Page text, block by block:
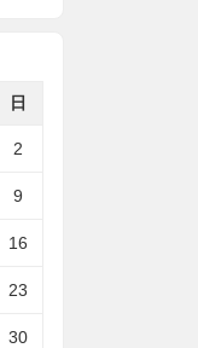
日
2
9
16
23
30